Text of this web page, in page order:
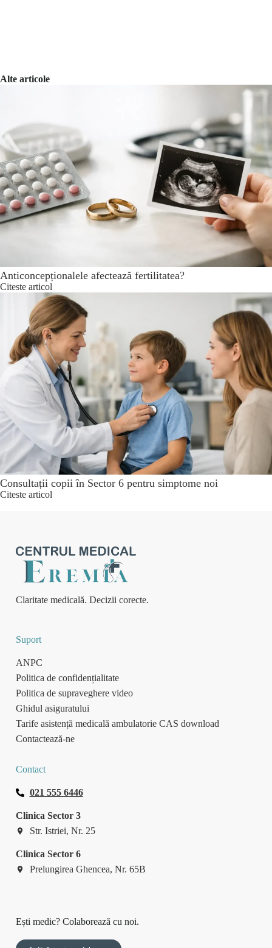
Alte articole
Anticoncepționalele afectează fertilitatea?
Citeste articol
Consultații copii în Sector 6 pentru simptome noi
Citeste articol
Claritate medicală. Decizii corecte.
Suport
ANPC
Politica de confidențialitate
Politica de supraveghere video
Ghidul asiguratului
Tarife asistență medicală ambulatorie CAS download
Contactează-ne
Contact
021 555 6446
Clinica Sector 3
Str. Istriei, Nr. 25
Clinica Sector 6
Prelungirea Ghencea, Nr. 65B
Ești medic? Colaborează cu noi.